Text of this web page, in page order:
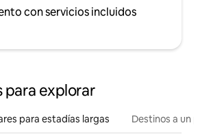
con servicios incluidos
para explorar
para estadías largas Destinos a un